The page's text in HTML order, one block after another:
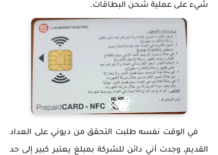
شيء على عملية شحن البطاقات.
في الوقت نفسه طلبت التحقق من ديوني على العداد
القديم، وجدت أني دائن للشركة بمبلغ يعتبر كبير إلى حد